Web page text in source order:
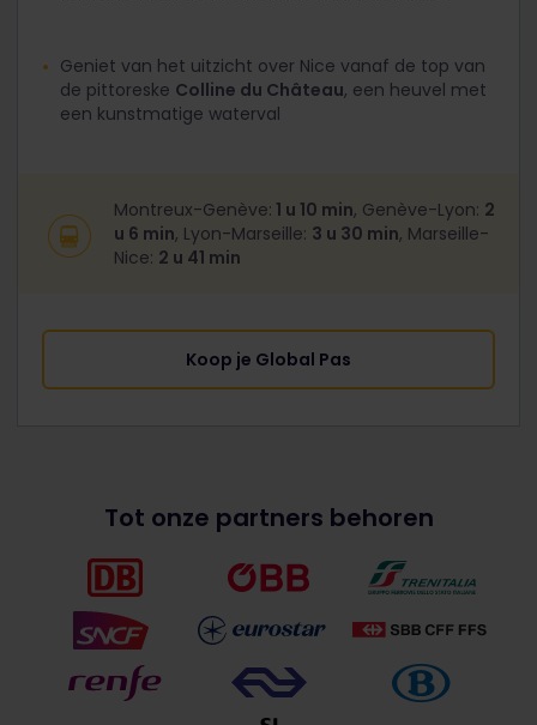
Geniet van het uitzicht over Nice vanaf de top van
de pittoreske Colline du Château, een heuvel met
een kunstmatige waterval
Montreux-Genève: 1 u 10 min, Genève-Lyon: 2
u 6 min, Lyon-Marseille: 3 u 30 min, Marseille-
Nice: 2 u 41 min
Koop je Global Pas
Tot onze partners behoren